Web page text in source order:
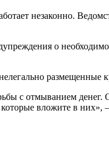
незаконно.
о
размещенные
с отмыванием денег.
вложите в них»,